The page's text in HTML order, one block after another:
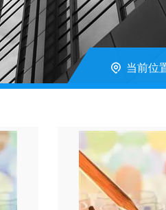
当前位